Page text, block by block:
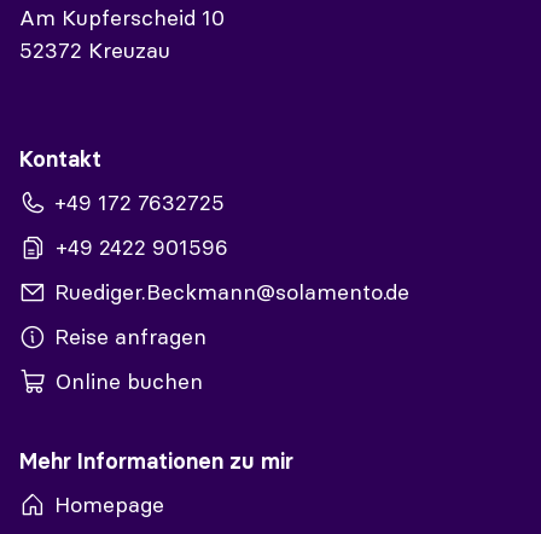
Am Kupferscheid 10
52372 Kreuzau
Kontakt
+49 172 7632725
+49 2422 901596
Ruediger.Beckmann@solamento.de
Reise anfragen
Online buchen
Mehr Informationen zu mir
Homepage